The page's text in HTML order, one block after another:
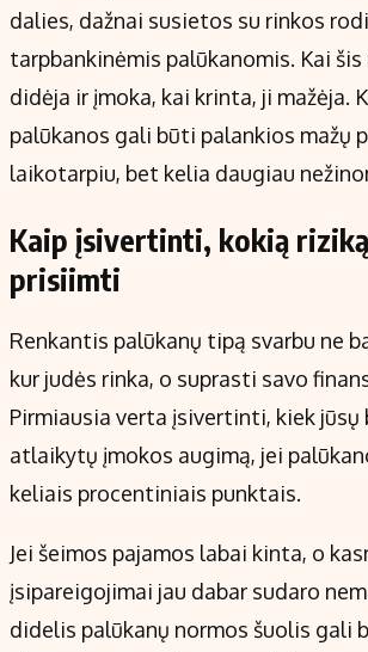
dalies, dažnai susietos su rinkos
tarpbankinėmis palūkanomis. Kai
didėja ir įmoka, kai krinta, ji mažėja.
palūkanos gali būti palankios mažų
laikotarpiu, bet kelia daugiau
Kaip įsivertinti, kokią
prisiimti
Renkantis palūkanų tipą svarbu ne
kur judės rinka, o suprasti savo
Pirmiausia verta įsivertinti, kiek jūsų
atlaikytų įmokos augimą, jei
keliais procentiniais punktais.
Jei šeimos pajamos labai kinta, o
įsipareigojimai jau dabar sudaro
didelis palūkanų normos šuolis gali